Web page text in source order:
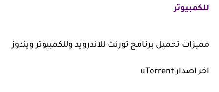
للكمبيوتر
مميزات تحميل برنامج تورنت للاندرويد وللكمبيوتر ويندوز
اخر اصدار uTorrent